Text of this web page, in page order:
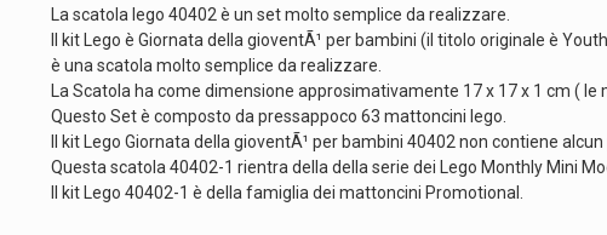
La scatola lego 40402 è un set molto semplice da realizzare.
Il kit Lego è Giornata della gioventÃ¹ per bambini (il titolo originale è
è una scatola molto semplice da realizzare.
La Scatola ha come dimensione approsimativamente 17 x 17 x 1 cm ( le
Questo Set è composto da pressappoco 63 mattoncini lego.
Il kit Lego Giornata della gioventÃ¹ per bambini 40402 non contiene alcun
Questa scatola 40402-1 rientra della della serie dei Lego Monthly Mini
Il kit Lego 40402-1 è della famiglia dei mattoncini Promotional.